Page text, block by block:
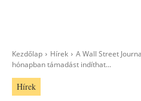
Kezdőlap Hírek
A Wall Street
hónapban támadást indíthat...
Hírek